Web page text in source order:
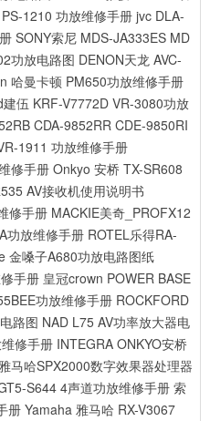
1210 功放维修手册 jvc DLA-
SONY索尼 MDS-JA333ES MD
功放电路图 DENON天龙 AVC-
哈曼卡顿 PM650功放维修手册
伍 KRF-V7772D VR-3080功放
CDA-9852RR CDE-9850RI
1911 功放维修手册
修手册 Onkyo 安桥 TX-SR608
AV接收机使用说明书
修手册 MACKIE美奇_PROFX12
功放维修手册 ROTEL乐得RA-
金嗓子A680功放电路图纸
手册 皇冠crown POWER BASE
功放维修手册 ROCKFORD
路图 NAD L75 AV功率放大器电
修手册 INTEGRA ONKYO安桥
马哈SPX2000数字效果器处理器
S644 4声道功放维修手册 索
册 Yamaha 雅马哈 RX-V3067